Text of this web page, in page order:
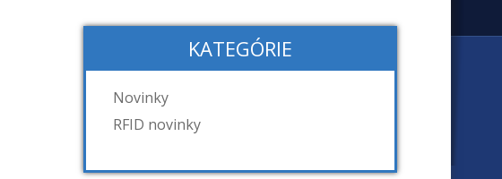
KATEGÓRIE
Novinky
RFID novinky